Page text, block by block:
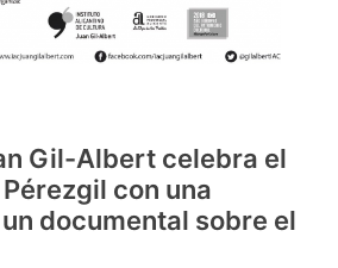
Gil-Albert celebra el
con una
documental sobre el